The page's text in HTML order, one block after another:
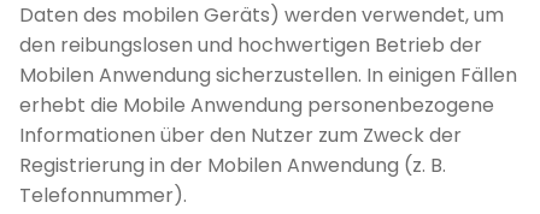
Daten des mobilen Geräts) werden verwendet, um
den reibungslosen und hochwertigen Betrieb der
Mobilen Anwendung sicherzustellen. In einigen Fällen
erhebt die Mobile Anwendung personenbezogene
Informationen über den Nutzer zum Zweck der
Registrierung in der Mobilen Anwendung (z. B.
Telefonnummer).